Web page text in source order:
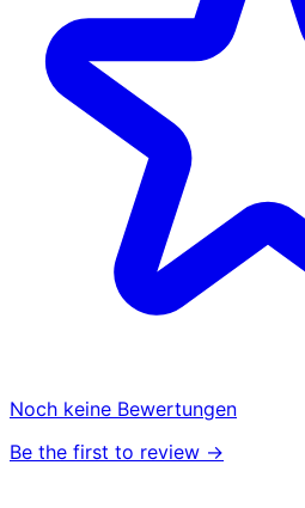
Noch keine Bewertungen
Be the first to review →